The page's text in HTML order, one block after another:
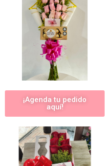
¡Agenda tu pedido
aquí!